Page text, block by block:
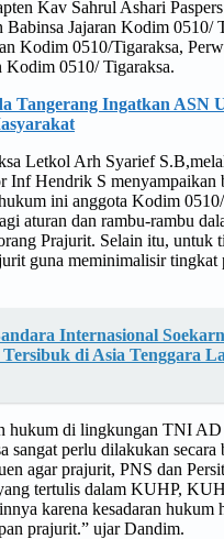
Kav Sahrul Ashari
Babinsa Jajaran Kodim 0510/
Kodim 0510/Tigaraksa,
Kodim 0510/ Tigaraksa.
Tangerang Ingatkan ASN
Letkol Arh Syarief
Inf Hendrik S menyampaikan
ini anggota Kodim
aturan dan rambu-rambu
Prajurit. Selain itu, untuk
guna meminimalisir tingkat
Internasional
di Asia Tenggara
hukum di lingkungan TNI AD
sangat perlu dilakukan secara
agar prajurit, PNS dan
tertulis dalam KUHP,
karena kesadaran hukum
prajurit.” ujar Dandim.